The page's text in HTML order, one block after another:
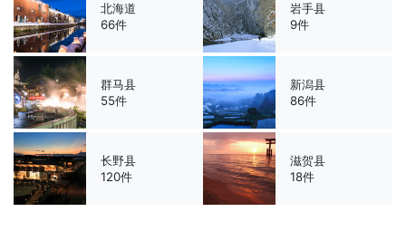
北海道
66件
岩手县
9件
群马县
55件
新潟县
86件
长野县
120件
滋贺县
18件